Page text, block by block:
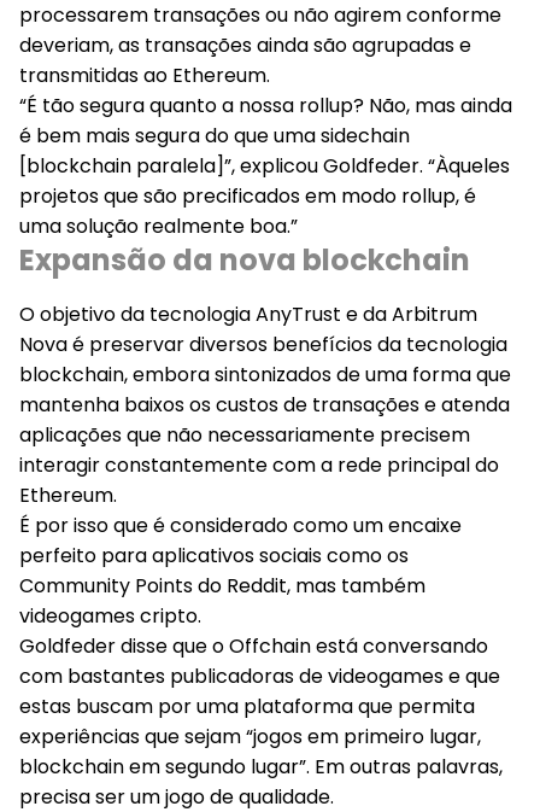
processarem transações ou não agirem conforme
deveriam, as transações ainda são agrupadas e
transmitidas ao Ethereum.
“É tão segura quanto a nossa rollup? Não, mas ainda
é bem mais segura do que uma sidechain
[blockchain paralela]”, explicou Goldfeder. “Àqueles
projetos que são precificados em modo rollup, é
uma solução realmente boa.”
Expansão da nova blockchain
O objetivo da tecnologia AnyTrust e da Arbitrum
Nova é preservar diversos benefícios da tecnologia
blockchain, embora sintonizados de uma forma que
mantenha baixos os custos de transações e atenda
aplicações que não necessariamente precisem
interagir constantemente com a rede principal do
Ethereum.
É por isso que é considerado como um encaixe
perfeito para aplicativos sociais como os
Community Points do Reddit, mas também
videogames cripto.
Goldfeder disse que o Offchain está conversando
com bastantes publicadoras de videogames e que
estas buscam por uma plataforma que permita
experiências que sejam “jogos em primeiro lugar,
blockchain em segundo lugar”. Em outras palavras,
precisa ser um jogo de qualidade.